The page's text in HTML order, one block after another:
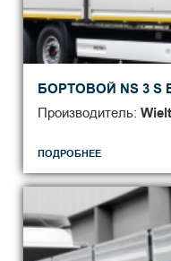
БОРТОВОЙ NS 3 S
Производитель:
ПОДРОБНЕЕ